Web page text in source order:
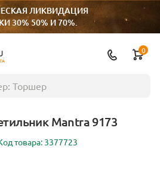
ЛИКВИДАЦИЯ
30% 50% И 70%.
0
Mantra 9173
товара: 3377723